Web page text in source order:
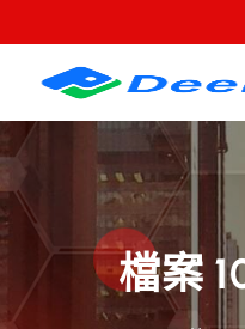
至
檔案